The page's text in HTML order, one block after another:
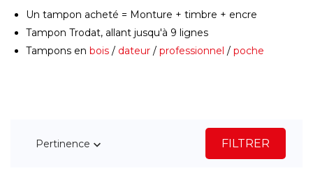
Un tampon acheté = Monture + timbre + encre
Tampon Trodat, allant jusqu'à 9 lignes
Tampons enbois / dateur /professionnel /poche
Pertinence  FILTRER